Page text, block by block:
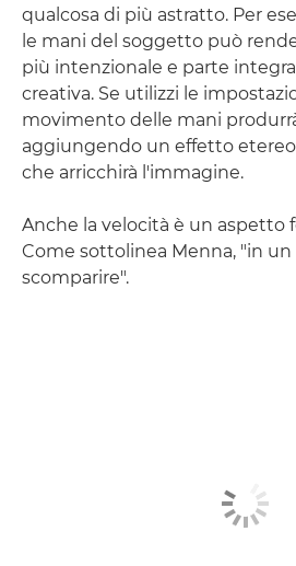
qualcosa di più astratto. Per
le mani del soggetto può
più intenzionale e parte
creativa. Se utilizzi le
movimento delle mani
aggiungendo un effetto
che arricchirà l'immagine.
Anche la velocità è un aspetto
Come sottolinea Menna, "in
scomparire".